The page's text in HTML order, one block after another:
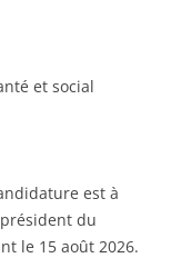
et social
est à
du
le 15 août 2026.